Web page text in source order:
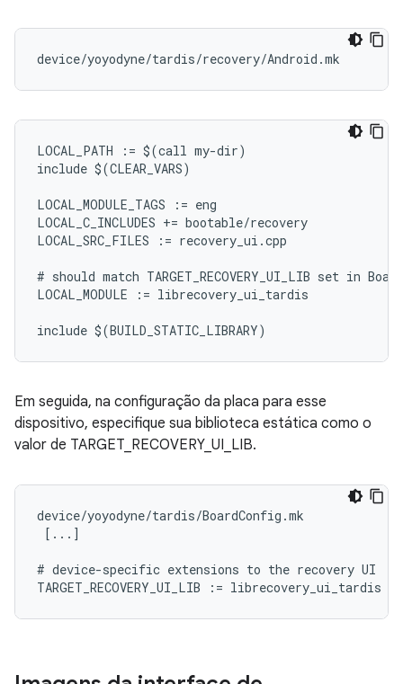
LOCAL_PATH := $(call my-dir)
include $(CLEAR_VARS)
LOCAL_MODULE_TAGS := eng
LOCAL_C_INCLUDES += bootable/recovery
LOCAL_SRC_FILES := recovery_ui.cpp
# should match TARGET_RECOVERY_UI_LIB set in
LOCAL_MODULE := librecovery_ui_tardis
Em seguida, na configuração da placa para esse
dispositivo, especifique sua biblioteca estática como o
valor de TARGET_RECOVERY_UI_LIB.
device/yoyodyne/tardis/BoardConfig.mk
[...]
# device-specific extensions to the recovery UI